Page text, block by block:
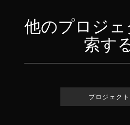
他のプロジ
索す
プロジェクト